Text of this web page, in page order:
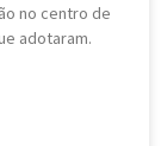
​​no centro de
adotaram.